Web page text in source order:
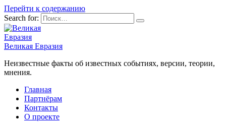
Перейти к содержанию
Search for:
Великая Евразия
Неизвестные факты об известных событиях, версии, теории,
мнения.
Главная
Партнёрам
Контакты
О проекте